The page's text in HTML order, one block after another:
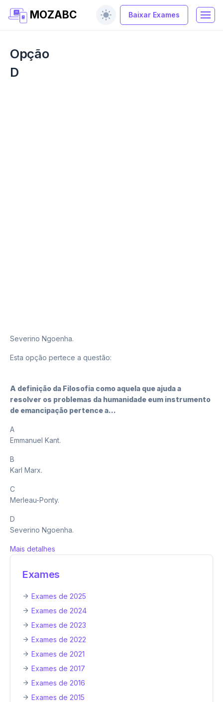
MOZABC Baixar Exames
Opção
D
Severino Ngoenha.
Esta opção pertece a questão:
A definição da Filosofia como aquela que ajuda a
resolver os problemas da humanidade eum instrumento
de emancipação pertence a...
A
Emmanuel Kant.
B
Karl Marx.
C
Merleau-Ponty.
D
Severino Ngoenha.
Mais detalhes
Exames
Exames de 2025
Exames de 2024
Exames de 2023
Exames de 2022
Exames de 2021
Exames de 2017
Exames de 2016
Exames de 2015